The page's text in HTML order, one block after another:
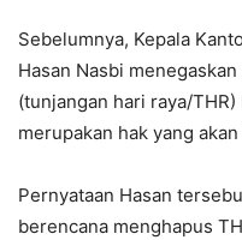
Sebelumnya, Kepala
Hasan Nasbi
(tunjangan hari raya/
merupakan hak yang
Pernyataan Hasan
berencana menghapus